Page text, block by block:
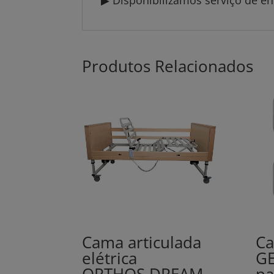
Produtos Relacionados
Cama articulada
elétrica